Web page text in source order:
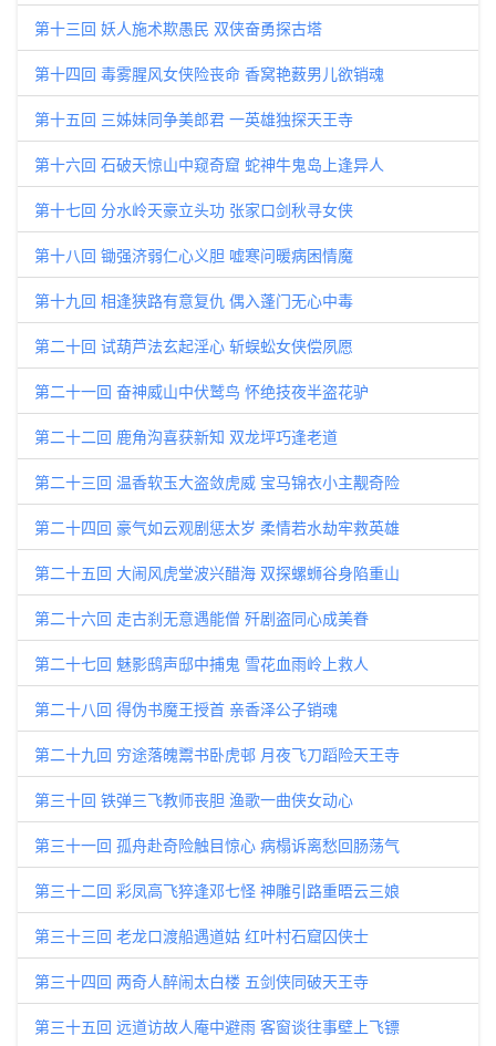
第十三回 妖人施术欺愚民 双侠奋勇探古塔
第十四回 毒雾腥风女侠险丧命 香窝艳薮男儿欲销魂
第十五回 三姊妹同争美郎君 一英雄独探天王寺
第十六回 石破天惊山中窥奇窟 蛇神牛鬼岛上逢异人
第十七回 分水岭天豪立头功 张家口剑秋寻女侠
第十八回 锄强济弱仁心义胆 嘘寒问暖病困情魔
第十九回 相逢狭路有意复仇 偶入蓬门无心中毒
第二十回 试葫芦法玄起淫心 斩蜈蚣女侠偿夙愿
第二十一回 奋神威山中伏鹫鸟 怀绝技夜半盗花驴
第二十二回 鹿角沟喜获新知 双龙坪巧逢老道
第二十三回 温香软玉大盗敛虎威 宝马锦衣小主觏奇险
第二十四回 豪气如云观剧惩太岁 柔情若水劫牢救英雄
第二十五回 大闹风虎堂波兴醋海 双探螺蛳谷身陷重山
第二十六回 走古刹无意遇能僧 歼剧盗同心成美眷
第二十七回 魅影鸱声邸中捕鬼 雪花血雨岭上救人
第二十八回 得伪书魔王授首 亲香泽公子销魂
第二十九回 穷途落魄鬻书卧虎邨 月夜飞刀蹈险天王寺
第三十回 铁弹三飞教师丧胆 渔歌一曲侠女动心
第三十一回 孤舟赴奇险触目惊心 病榻诉离愁回肠荡气
第三十二回 彩凤高飞猝逢邓七怪 神雕引路重晤云三娘
第三十三回 老龙口渡船遇道姑 红叶村石窟囚侠士
第三十四回 两奇人醉闹太白楼 五剑侠同破天王寺
第三十五回 远道访故人庵中避雨 客窗谈往事壁上飞镖